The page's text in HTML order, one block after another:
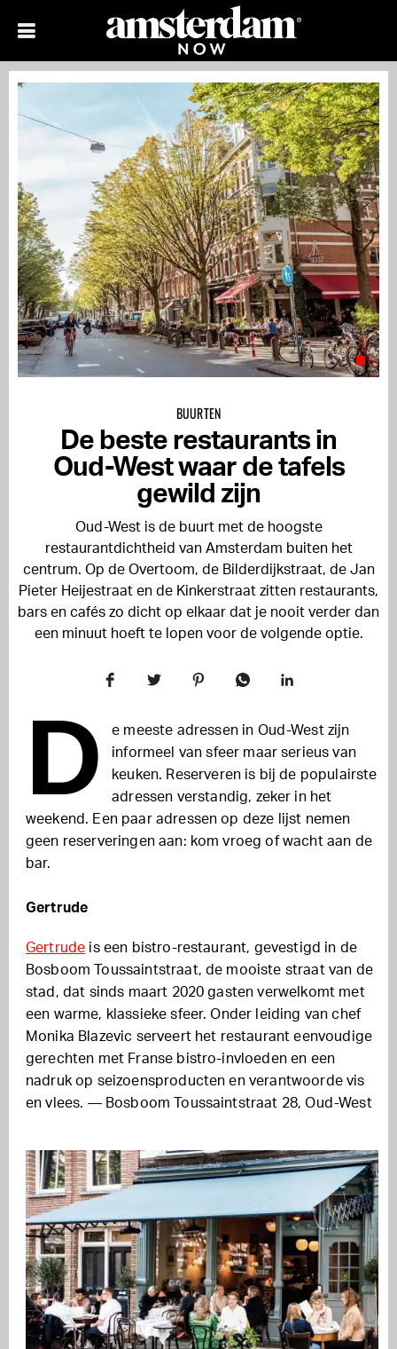
BUURTEN
De beste restaurants in
Oud-West waar de tafels
gewild zijn
Oud-West is de buurt met de hoogste
restaurantdichtheid van Amsterdam buiten het
centrum. Op de Overtoom, de Bilderdijkstraat, de Jan
Pieter Heijestraat en de Kinkerstraat zitten restaurants,
bars en cafés zo dicht op elkaar dat je nooit verder dan
een minuut hoeft te lopen voor de volgende optie.
D
e meeste adressen in Oud-West zijn
informeel van sfeer maar serieus van
keuken. Reserveren is bij de populairste
adressen verstandig, zeker in het
weekend. Een paar adressen op deze lijst nemen
geen reserveringen aan: kom vroeg of wacht aan de
bar.
Gertrude
Gertrude is een bistro-restaurant, gevestigd in de
Bosboom Toussaintstraat, de mooiste straat van de
stad, dat sinds maart 2020 gasten verwelkomt met
een warme, klassieke sfeer. Onder leiding van chef
Monika Blazevic serveert het restaurant eenvoudige
gerechten met Franse bistro-invloeden en een
nadruk op seizoensproducten en verantwoorde vis
en vlees. — Bosboom Toussaintstraat 28, Oud-West